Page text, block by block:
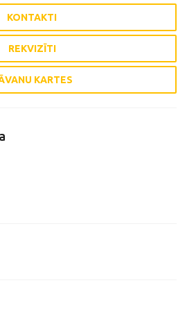
KONTAKTI
REKVIZĪTI
KARTES